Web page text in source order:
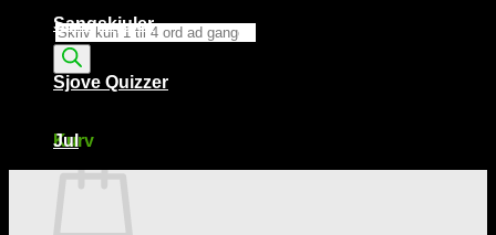
Products
search
Kurv
Sangskjuler
Sjove Quizzer
Jul